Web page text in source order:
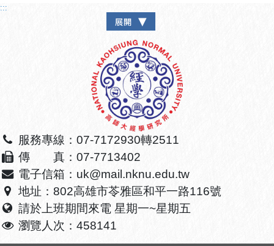
:::
服務專線：07-7172930轉2511
傳 真：07-7713402
電子信箱：uk@mail.nknu.edu.tw
地址：802高雄市苓雅區和平一路116號
請於上班期間來電 星期一~星期五
瀏覽人次：458141